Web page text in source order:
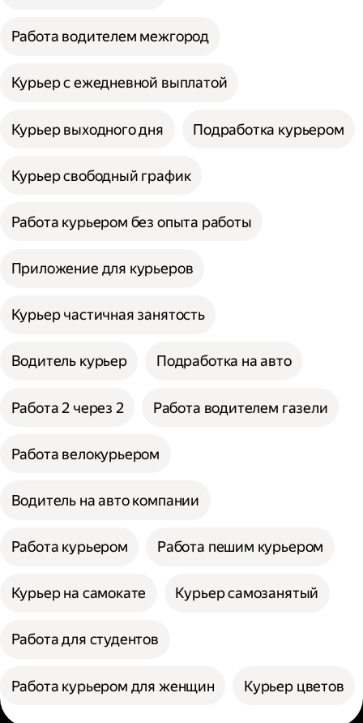
Работа водителем межгород
Курьер с ежедневной выплатой
Курьер выходного дня Подработка курьером
Курьер свободный график
Работа курьером без опыта работы
Приложение для курьеров
Курьер частичная занятость
Водитель курьер Подработка на авто
Работа 2 через 2 Работа водителем газели
Работа велокурьером
Водитель на авто компании
Работа курьером Работа пешим курьером
Курьер на самокате Курьер самозанятый
Работа для студентов
Работа курьером для женщин Курьер цветов